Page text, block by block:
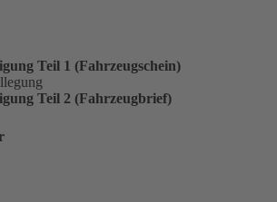
Teil 1 (Fahrzeugschein)
Teil 2 (Fahrzeugbrief)